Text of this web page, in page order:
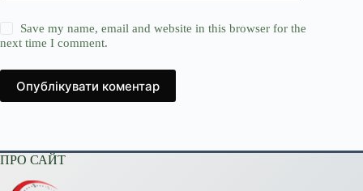
Save my name, email and website in this browser for the
next time I comment.
Опублікувати коментар
ПРО САЙТ